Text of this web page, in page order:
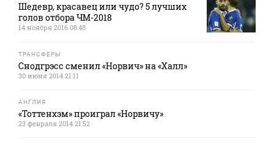
Шедевр, красавец или чудо? 5 лучших
голов отбора ЧМ-2018
14 ноября 2016 08:48
ТРАНСФЕРЫ
Снодгрэсс сменил «Норвич» на «Халл»
30 июня 2014 21:11
АНГЛИЯ
«Тоттенхэм» проиграл «Норвичу»
23 февраля 2014 21:52